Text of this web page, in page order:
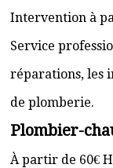
Intervention à
Service
réparations, les
de plomberie.
Plombier-
À partir de 60€